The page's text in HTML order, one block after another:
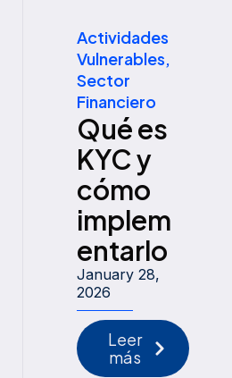
Actividades
Vulnerables,
Sector
Financiero
Qué es
KYC y
cómo
implem
entarlo
January 28,
2026
Leer
más